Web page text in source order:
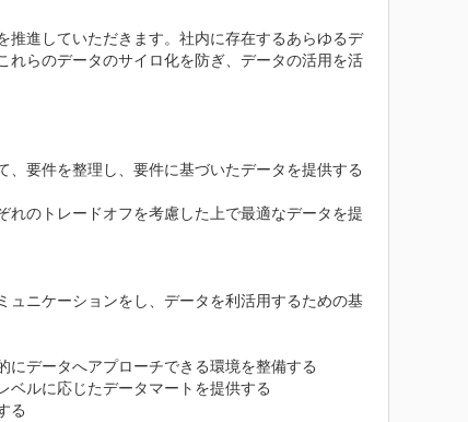
推進していただきます。社内に存在するあらゆるデ
れらのデータのサイロ化を防ぎ、データの活用を活
、要件を整理し、要件に基づいたデータを提供する
れのトレードオフを考慮した上で最適なデータを提
ュニケーションをし、データを利活用するための基
にデータへアプローチできる環境を整備する
ベルに応じたデータマートを提供する
る